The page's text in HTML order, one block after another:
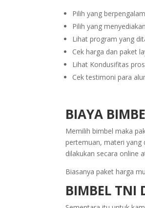
Pilih yang
Pilih yang
Lihat program yang
Cek harga dan paket
Lihat Kondusifitas
Cek testimoni para
BIAYA
Memilih bimbel maka
pertemuan, materi yang
dilakukan secara online
Biasanya paket harga
BIMBEL TNI